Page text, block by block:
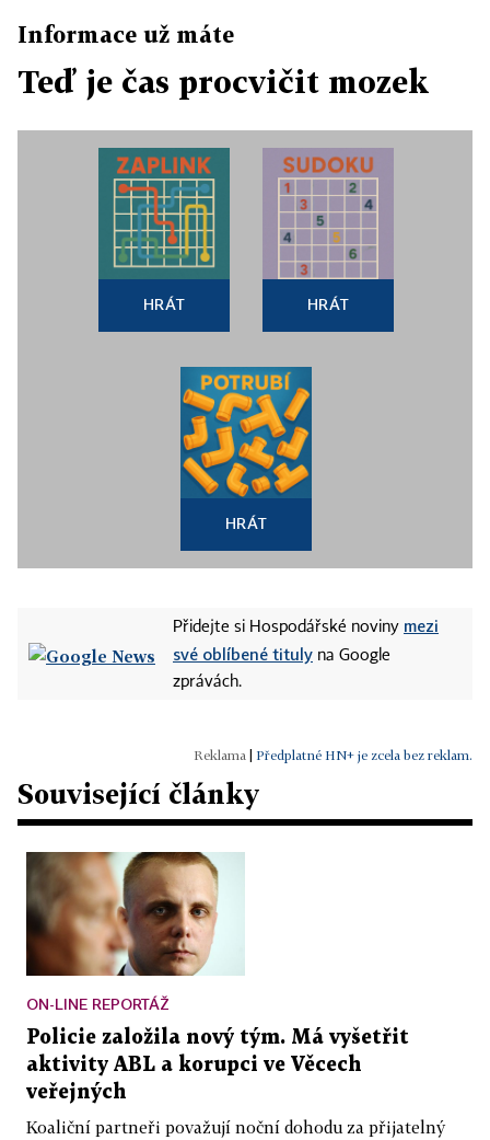
Informace už máte
Teď je čas procvičit mozek
HRÁT HRÁT
HRÁT
Přidejte si Hospodářské noviny mezi
své oblíbené tituly na Google
zprávách.
Předplatné HN+ je zcela bez reklam.
Související články
ON-LINE REPORTÁŽ
Policie založila nový tým. Má vyšetřit
aktivity ABL a korupci ve Věcech
veřejných
Koaliční partneři považují noční dohodu za přijatelný